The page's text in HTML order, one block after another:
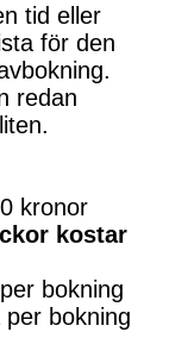
tid eller
för den
redan
kronor
kostar
bokning
bokning